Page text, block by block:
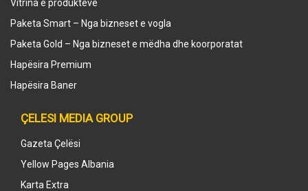
Vitrina e produkteve
Paketa Smart – Nga bizneset e vogla
Paketa Gold – Nga bizneset e mëdha dhe koorporatat
Hapësira Premium
Hapësira Baner
ÇELESI MEDIA GROUP
Gazeta Çelësi
Yellow Pages Albania
Karta Extra